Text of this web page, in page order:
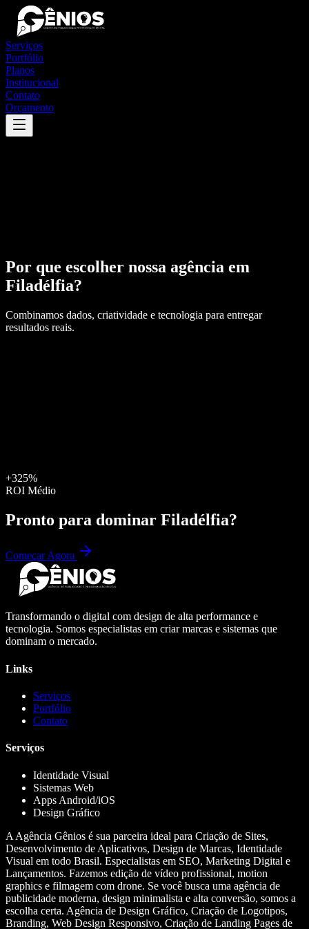
Serviços
Portfólio
Planos
Institucional
Contato
Orçamento
Por que escolher nossa agência em
Filadélfia?
Combinamos dados, criatividade e tecnologia para entregar
resultados reais.
+325%
ROI Médio
Pronto para dominar Filadélfia?
Começar Agora
Transformando o digital com design de alta performance e
tecnologia. Somos especialistas em criar marcas e sistemas que
dominam o mercado.
Links
Serviços
Portfólio
Contato
Serviços
Identidade Visual
Sistemas Web
Apps Android/iOS
Design Gráfico
A Agência Gênios é sua parceira ideal para Criação de Sites,
Desenvolvimento de Aplicativos, Design de Marcas, Identidade
Visual em todo Brasil. Especialistas em SEO, Marketing Digital e
Lançamentos. Fazemos edição de vídeo profissional, motion
graphics e filmagem com drone. Se você busca uma agência de
publicidade moderna, design minimalista e alta conversão, somos a
escolha certa. Agência de Design Gráfico, Criação de Logotipos,
Branding, Web Design Responsivo, Criação de Landing Pages de